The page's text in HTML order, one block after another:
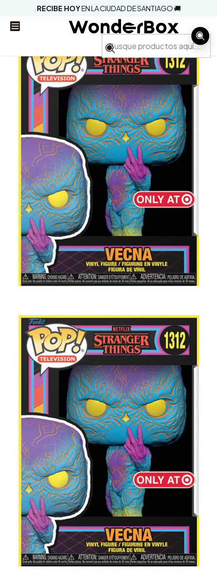
RECIBE HOYEN LA CIUDAD DE SANTIAGO 🚚